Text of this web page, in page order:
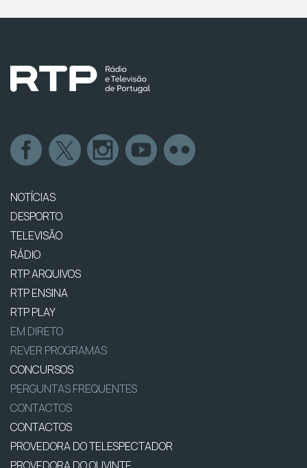
NOTÍCIAS
DESPORTO
TELEVISÃO
RÁDIO
RTP ARQUIVOS
RTP ENSINA
RTP PLAY
EM DIRETO
REVER PROGRAMAS
CONCURSOS
PERGUNTAS FREQUENTES
CONTACTOS
CONTACTOS
PROVEDORA DO TELESPECTADOR